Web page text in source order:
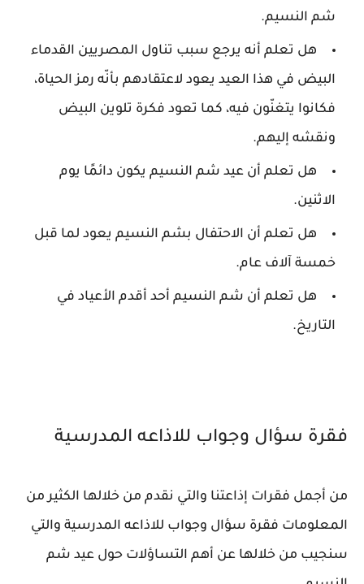
شم النسيم.
هل تعلم أنه يرجع سبب تناول المصريين القدماء
البيض في هذا العيد يعود لاعتقادهم بأنّه رمز الحياة،
فكانوا يتغنّون فيه، كما تعود فكرة تلوين البيض
ونقشه إليهم.
هل تعلم أن عيد شم النسيم يكون دائمًا يوم
الاثنين.
هل تعلم أن الاحتفال بشم النسيم يعود لما قبل
خمسة آلاف عام.
هل تعلم أن شم النسيم أحد أقدم الأعياد في
التاريخ.
فقرة سؤال وجواب للاذاعه المدرسية
من أجمل فقرات إذاعتنا والتي نقدم من خلالها الكثير من
المعلومات فقرة سؤال وجواب للاذاعه المدرسية والتي
سنجيب من خلالها عن أهم التساؤلات حول عيد شم